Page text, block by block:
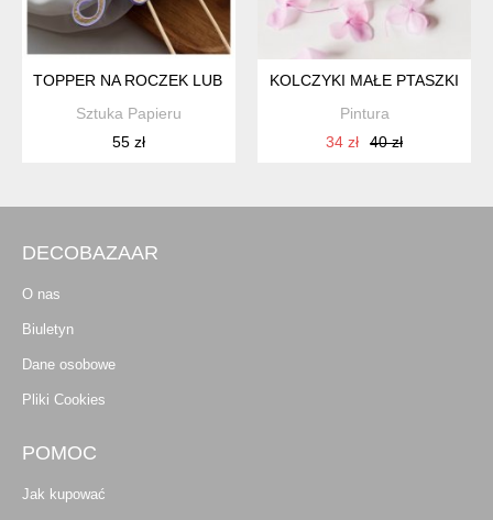
TOPPER NA ROCZEK LUB URODZINKI Z MOTYLKIEM
Sztuka Papieru
55 zł
KOLCZYKI MAŁE PTASZKI
Pintura
34 zł
40 zł
DECOBAZAAR
O nas
Biuletyn
Dane osobowe
Pliki Cookies
POMOC
Jak kupować